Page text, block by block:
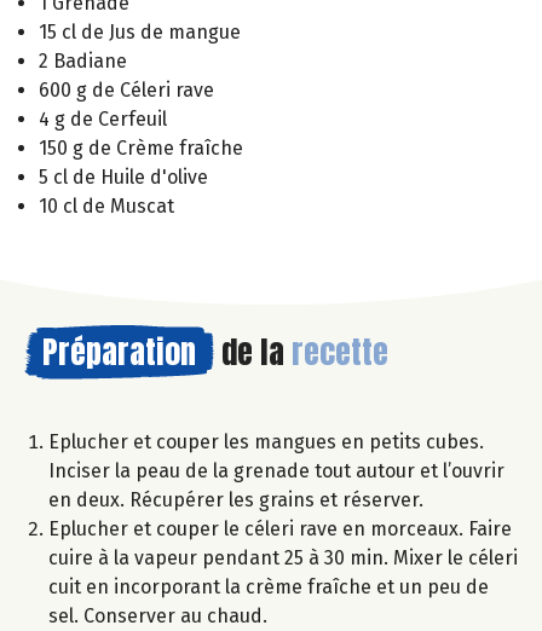
15 cl de Jus de mangue
2 Badiane
600 g de Céleri rave
4 g de Cerfeuil
150 g de Crème fraîche
5 cl de Huile d'olive
10 cl de Muscat
Préparation de la recette
Eplucher et couper les mangues en petits cubes.
Inciser la peau de la grenade tout autour et l’ouvrir
en deux. Récupérer les grains et réserver.
Eplucher et couper le céleri rave en morceaux. Faire
cuire à la vapeur pendant 25 à 30 min. Mixer le céleri
cuit en incorporant la crème fraîche et un peu de
sel. Conserver au chaud.